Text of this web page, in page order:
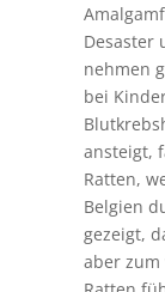
Desaster
nehmen
bei
ansteigt,
Ratten,
Belgien
gezeigt,
aber